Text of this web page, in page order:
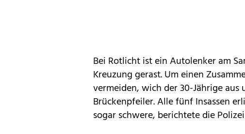
Bei Rotlicht ist ein Autolenker am
Kreuzung gerast. Um einen
vermeiden, wich der 30-Jährige
Brückenpfeiler. Alle fünf Insassen
sogar schwere, berichtete die